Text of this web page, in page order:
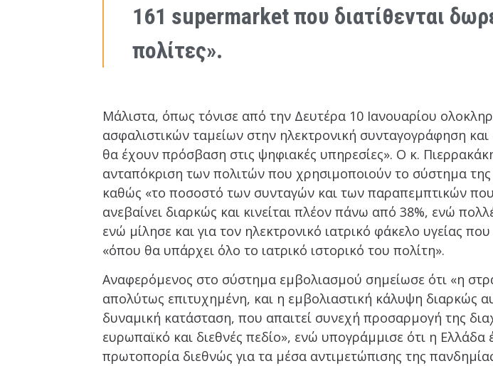
161 supermarket που διατίθενται
πολίτες».
Μάλιστα, όπως τόνισε από την Δευτέρα 10 Ιανουαρίου
ασφαλιστικών ταμείων στην ηλεκτρονική συνταγογράφηση και
θα έχουν πρόσβαση στις ψηφιακές υπηρεσίες». Ο κ.
ανταπόκριση των πολιτών που χρησιμοποιούν το σύστημα
καθώς «το ποσοστό των συνταγών και των παραπεμπτικών
ανεβαίνει διαρκώς και κινείται πλέον πάνω από 38%, ενώ
ενώ μίλησε και για τον ηλεκτρονικό ιατρικό φάκελο υγείας
«όπου θα υπάρχει όλο το ιατρικό ιστορικό του πολίτη».
Αναφερόμενος στο σύστημα εμβολιασμού σημείωσε ότι «η
απολύτως επιτυχημένη, και η εμβολιαστική κάλυψη διαρκώς
δυναμική κατάσταση, που απαιτεί συνεχή προσαρμογή της
ευρωπαϊκό και διεθνές πεδίο», ενώ υπογράμμισε ότι η Ελλάδα
πρωτοπορία διεθνώς για τα μέσα αντιμετώπισης της